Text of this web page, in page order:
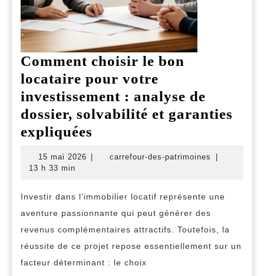
Comment choisir le bon
locataire pour votre
investissement : analyse de
dossier, solvabilité et garanties
expliquées
le
locataire
pour
votre
investissement
15 mai 2026 15
carrefour-des-patrimoines
carrefour-
13 h 33 min
Investir dans l’immobilier locatif représente une
aventure passionnante qui peut générer des
revenus complémentaires attractifs. Toutefois, la
réussite de ce projet repose essentiellement sur un
facteur déterminant : le choix